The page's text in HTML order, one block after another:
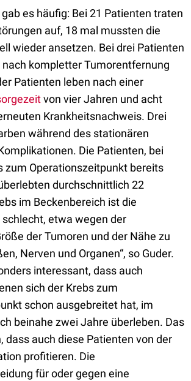
es häufig: Bei 21 Patienten traten
auf, 18 mal mussten die
wieder ansetzen. Bei drei Patienten
nach kompletter Tumorentfernung
Patienten leben nach einer
von vier Jahren und acht
Krankheitsnachweis. Drei
während des stationären
Die Patienten, bei
zum Operationszeitpunkt bereits
durchschnittlich 22
im Beckenbereich ist die
etwa wegen der
der Tumoren und der Nähe zu
Nerven und Organen“, so Guder.
interessant, dass auch
sich der Krebs zum
schon ausgebreitet hat, im
beinahe zwei Jahre überleben. Das
dass auch diese Patienten von der
profitieren. Die
für oder gegen eine